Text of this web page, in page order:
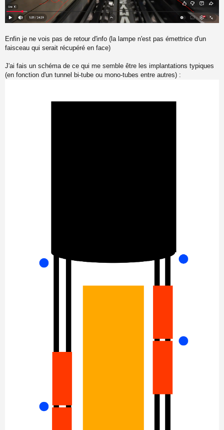
Enfin je ne vois pas de retour d'info (la lampe n'est pas émettrice d'un
faisceau qui serait récupéré en face)
J'ai fais un schéma de ce qui me semble être les implantations typiques
(en fonction d'un tunnel bi-tube ou mono-tubes entre autres) :